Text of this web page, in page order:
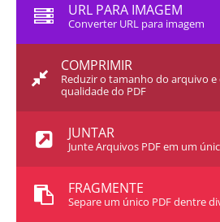
URL PARA IMAGEM
Converter URL para imagem
COMPRIMIR
Reduzir o tamanho do arquivo
qualidade do PDF
JUNTAR
Junte Arquivos PDF em um
FRAGMENTE
Separe um único PDF dentre